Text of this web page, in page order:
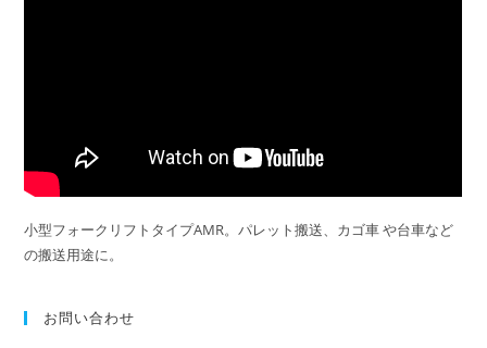
小型フォークリフトタイプAMR。パレット搬送、カゴ車 や台車など
の搬送用途に。
お問い合わせ